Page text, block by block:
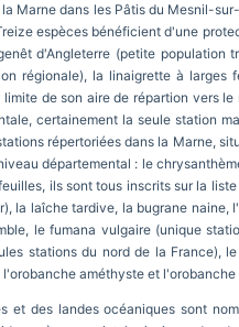
Marne dans les Pâtis du Mesnil-
espèces bénéficient d'une
d'Angleterre (petite
régionale), la linaigrette à
de son aire de répartion vers
certainement la seule station
répertoriées dans la Marne,
départemental : le
ils sont tous inscrits sur la
la laîche tardive, la bugrane
le fumana vulgaire (unique
stations du nord de la France),
améthyste et l'orobanche
et des landes océaniques sont